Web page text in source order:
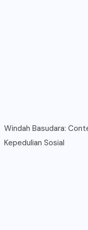
Windah Basudara:
Kepedulian Sosial